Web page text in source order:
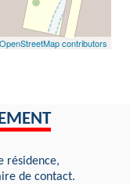
OpenStreetMap contributors
résidence,
de contact.